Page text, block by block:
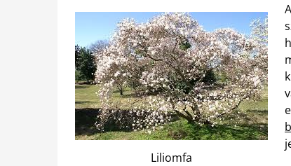
Liliomfa